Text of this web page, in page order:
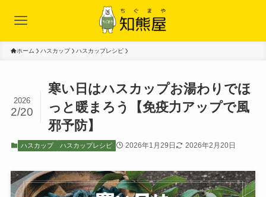
ホーム ハスカップ ハスカップレシピ
寒い日はハスカップお湯わりでほ
っと暖まろう【免疫力アップで風
邪予防】
2026
2/20
ハスカップ ハスカップレシピ 2026年1月29日 2026年2月20日